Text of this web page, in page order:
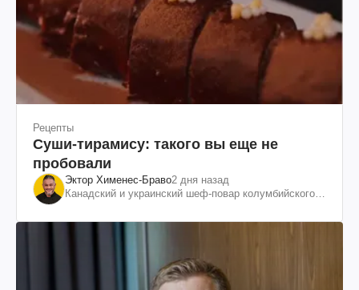
Рецепты
Суши-тирамису: такого вы еще не
пробовали
Эктор Хименес-Браво2 дня назад
Канадский и украинский шеф-повар колумбийского